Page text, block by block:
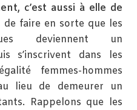
c’est aussi à elle de
de faire en sorte que les
deviennent un
s’inscrivent dans les
femmes-hommes
lieu de demeurer un
Rappelons que les